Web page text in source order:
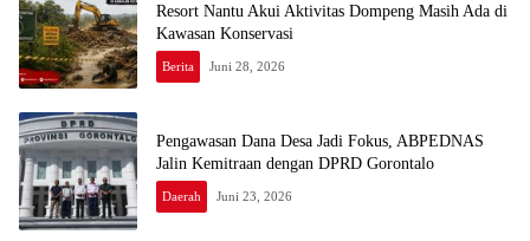
Resort Nantu Akui Aktivitas Dompeng Masih Ada di
Kawasan Konservasi
Berita Juni 28, 2026
Pengawasan Dana Desa Jadi Fokus, ABPEDNAS
Jalin Kemitraan dengan DPRD Gorontalo
Daerah Juni 23, 2026